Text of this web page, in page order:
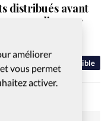
améliorer
vous permet
activer.
Bible
distribués avant
accomplie pour